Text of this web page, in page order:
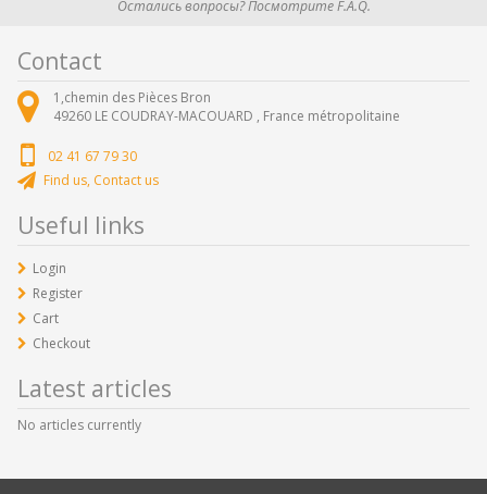
Остались вопросы? Посмотрите F.A.Q.
Contact
1,chemin des Pièces Bron
49260 LE COUDRAY-MACOUARD , France métropolitaine
02 41 67 79 30
Find us, Contact us
Useful links
Login
Register
Cart
Checkout
Latest articles
No articles currently